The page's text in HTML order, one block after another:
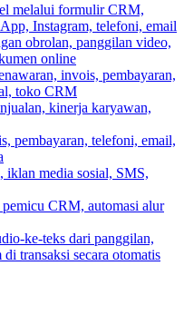
melalui formulir CRM,
Instagram, telefoni, email
obrolan, panggilan video,
online
invois, pembayaran,
toko CRM
kinerja karyawan,
pembayaran, telefoni, email,
iklan media sosial, SMS,
CRM, automasi alur
ke-teks dari panggilan,
transaksi secara otomatis